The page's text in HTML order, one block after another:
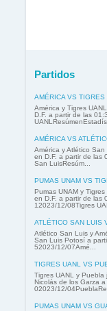
Partidos
AMÉRICA VS
América y Tigres
D.F. a partir de las
AMÉRICA VS
América y Atlético
en D.F. a partir de las
San LuisResúm...
PUMAS UNAM VS
Pumas UNAM y
en D.F. a partir de las
12023/12/08Tigres
ATLÉTICO SAN LUIS
Atlético San Luis y
San Luis Potosí a
52023/12/07Amé...
TIGRES UANL VS
Tigres UANL y
Nicolás de los Garza
02023/12/
PUMAS UNAM VS